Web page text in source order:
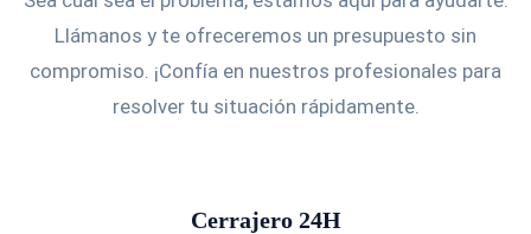
Llámanos y te ofreceremos un presupuesto sin
compromiso. ¡Confía en nuestros profesionales para
resolver tu situación rápidamente.
Cerrajero 24H